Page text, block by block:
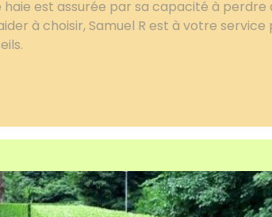
est assurée par sa capacité à perdre
à choisir, Samuel R est à votre service